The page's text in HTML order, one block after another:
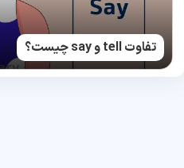
تفاوت tell و say چیست؟